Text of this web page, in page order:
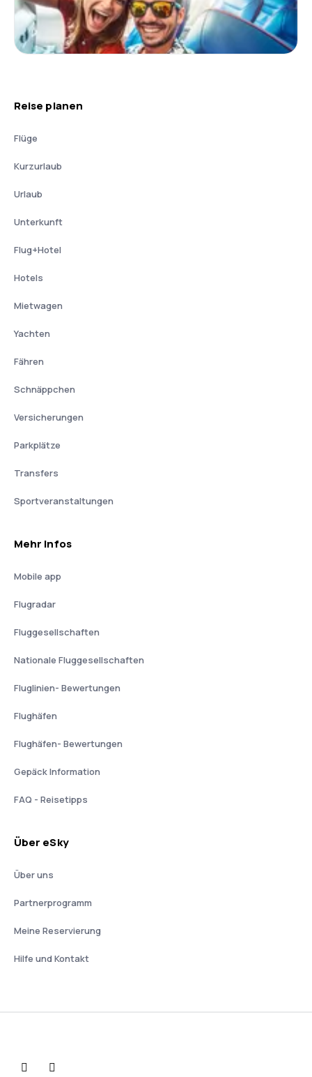
Reise planen
Flüge
Kurzurlaub
Urlaub
Unterkunft
Flug+Hotel
Hotels
Mietwagen
Yachten
Fähren
Schnäppchen
Versicherungen
Parkplätze
Transfers
Sportveranstaltungen
Mehr Infos
Mobile app
Flugradar
Fluggesellschaften
Nationale Fluggesellschaften
Fluglinien- Bewertungen
Flughäfen
Flughäfen- Bewertungen
Gepäck Information
FAQ - Reisetipps
Über eSky
Über uns
Partnerprogramm
Meine Reservierung
Hilfe und Kontakt